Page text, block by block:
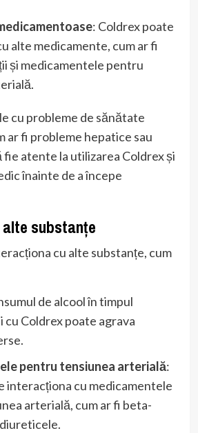
: Coldrex poate
alte medicamente, cum ar fi
și medicamentele pentru
cu probleme de sănătate
ar fi probleme hepatice sau
fie atente la utilizarea Coldrex și
înainte de a începe
substanțe
cu alte substanțe, cum
de alcool în timpul
Coldrex poate agrava
pentru tensiunea arterială:
interacționa cu medicamentele
arterială, cum ar fi beta-